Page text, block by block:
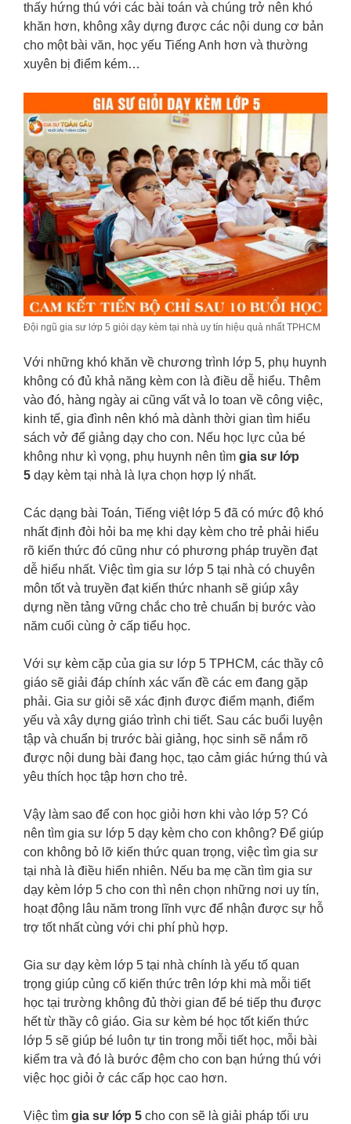
thấy hứng thú với các bài toán và chúng trở nên khó
khăn hơn, không xây dựng được các nội dung cơ bản
cho một bài văn, học yếu Tiếng Anh hơn và thường
xuyên bị điểm kém…
Đội ngũ gia sư lớp 5 giỏi dạy kèm tại nhà uy tín hiệu quả nhất TPHCM
Với những khó khăn về chương trình lớp 5, phụ huynh
không có đủ khả năng kèm con là điều dễ hiểu. Thêm
vào đó, hàng ngày ai cũng vất vả lo toan về công việc,
kinh tế, gia đình nên khó mà dành thời gian tìm hiểu
sách vở để giảng dạy cho con. Nếu học lực của bé
không như kì vọng, phụ huynh nên tìm gia sư lớp
5 dạy kèm tại nhà là lựa chọn hợp lý nhất.
Các dạng bài Toán, Tiếng việt lớp 5 đã có mức độ khó
nhất định đòi hỏi ba mẹ khi dạy kèm cho trẻ phải hiểu
rõ kiến thức đó cũng như có phương pháp truyền đạt
dễ hiểu nhất. Việc tìm gia sư lớp 5 tại nhà có chuyên
môn tốt và truyền đạt kiến thức nhanh sẽ giúp xây
dựng nền tảng vững chắc cho trẻ chuẩn bị bước vào
năm cuối cùng ở cấp tiểu học.
Với sự kèm cặp của gia sư lớp 5 TPHCM, các thầy cô
giáo sẽ giải đáp chính xác vấn đề các em đang gặp
phải. Gia sư giỏi sẽ xác định được điểm mạnh, điểm
yếu và xây dựng giáo trình chi tiết. Sau các buổi luyện
tập và chuẩn bị trước bài giảng, học sinh sẽ nắm rõ
được nội dung bài đang học, tạo cảm giác hứng thú và
yêu thích học tập hơn cho trẻ.
Vậy làm sao để con học giỏi hơn khi vào lớp 5? Có
nên tìm gia sư lớp 5 dạy kèm cho con không? Để giúp
con không bỏ lỡ kiến thức quan trọng, việc tìm gia sư
tại nhà là điều hiển nhiên. Nếu ba mẹ cần tìm gia sư
dạy kèm lớp 5 cho con thì nên chọn những nơi uy tín,
hoạt động lâu năm trong lĩnh vực để nhận được sự hỗ
trợ tốt nhất cùng với chi phí phù hợp.
Gia sư dạy kèm lớp 5 tại nhà chính là yếu tố quan
trọng giúp củng cố kiến thức trên lớp khi mà mỗi tiết
học tại trường không đủ thời gian để bé tiếp thu được
hết từ thầy cô giáo. Gia sư kèm bé học tốt kiến thức
lớp 5 sẽ giúp bé luôn tự tin trong mỗi tiết học, mỗi bài
kiểm tra và đó là bước đệm cho con bạn hứng thú với
việc học giỏi ở các cấp học cao hơn.
Việc tìm gia sư lớp 5 cho con sẽ là giải pháp tối ưu